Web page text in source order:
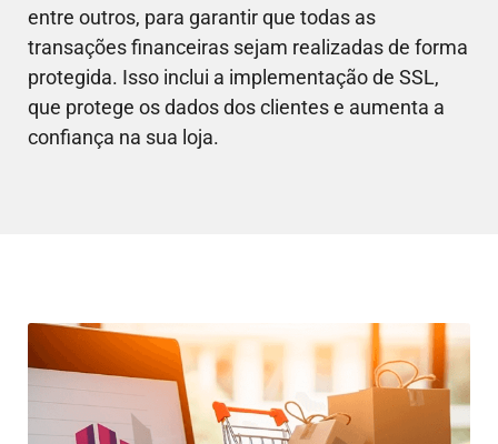
entre outros, para garantir que todas as
transações financeiras sejam realizadas de forma
protegida. Isso inclui a implementação de SSL,
que protege os dados dos clientes e aumenta a
confiança na sua loja.